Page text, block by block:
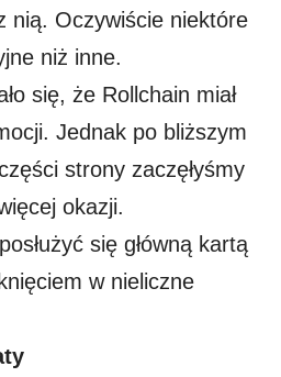
nią. Oczywiście niektóre
niż inne.
się, że Rollchain miał
Jednak po bliższym
strony zaczęłyśmy
okazji.
się główną kartą
w nieliczne